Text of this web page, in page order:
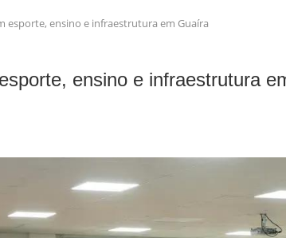
esporte, ensino e infraestrutura em Guaíra
ensino e infraestrutura